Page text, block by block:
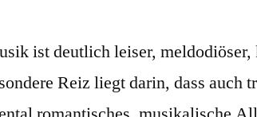
ist deutlich leiser, meldodiöser,
Reiz liegt darin, dass auch